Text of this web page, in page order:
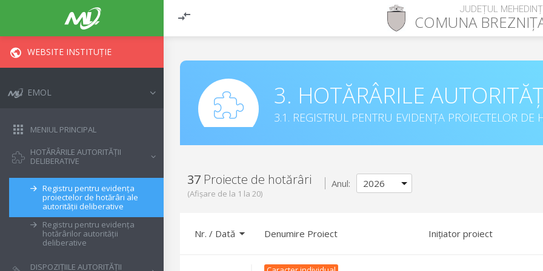
JUDEȚUL
COMUNA
WEBSITE INSTITUȚIE
EMOL
MENIUL PRINCIPAL
HOTĂRÂRILE AUTORITĂȚII
DELIBERATIVE
Registru pentru evidența
proiectelor de hotărâri ale
autorității deliberative
Registru pentru evidența
hotărârilor autorității
deliberative
DISPOZIȚIILE AUTORITĂȚII
3. HOTĂRÂRILE
3.1. REGISTRUL PENTRU EVIDENȚA PROIECTELOR DE
37 Proiecte de hotărâri
(Afișare de la 1 la 20)
Anul:
Nr. / Dată Denumire Proiect Inițiator proiect